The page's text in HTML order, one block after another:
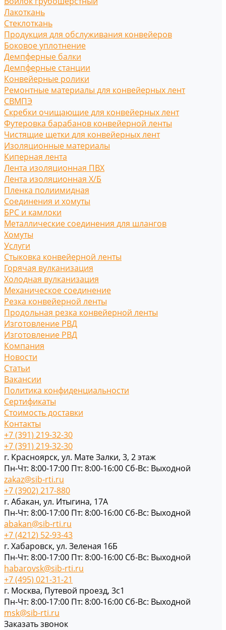
Лакоткань
Стеклоткань
Продукция для обслуживания конвейеров
Боковое уплотнение
Демпферные балки
Демпферные станции
Конвейерные ролики
Ремонтные материалы для конвейерных лент
СВМПЭ
Скребки очищающие для конвейерных лент
Футеровка барабанов конвейерной ленты
Чистящие щетки для конвейерных лент
Изоляционные материалы
Киперная лента
Лента изоляционная ПВХ
Лента изоляционная Х/Б
Пленка полиимидная
Соединения и хомуты
БРС и камлоки
Металлические соединения для шлангов
Хомуты
Услуги
Стыковка конвейерной ленты
Горячая вулканизация
Холодная вулканизация
Механическое соединение
Резка конвейерной ленты
Продольная резка конвейерной ленты
Изготовление РВД
Изготовление РВД
Компания
Новости
Статьи
Вакансии
Политика конфиденциальности
Сертификаты
Стоимость доставки
Контакты
+7 (391) 219-32-30
+7 (391) 219-32-30
г. Красноярск, ул. Мате Залки, 3, 2 этаж
Пн-Чт: 8:00-17:00 Пт: 8:00-16:00 Cб-Вс: Выходной
zakaz@sib-rti.ru
+7 (3902) 217-880
г. Абакан, ул. Итыгина, 17А
Пн-Чт: 8:00-17:00 Пт: 8:00-16:00 Cб-Вс: Выходной
abakan@sib-rti.ru
+7 (4212) 52-93-43
г. Хабаровск, ул. Зеленая 16Б
Пн-Чт: 8:00-17:00 Пт: 8:00-16:00 Cб-Вс: Выходной
habarovsk@sib-rti.ru
+7 (495) 021-31-21
г. Москва, Путевой проезд, 3с1
Пн-Чт: 8:00-17:00 Пт: 8:00-16:00 Cб-Вс: Выходной
msk@sib-rti.ru
Заказать звонок